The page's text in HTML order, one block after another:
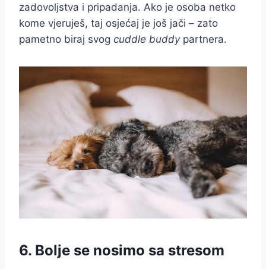
zadovoljstva i pripadanja. Ako je osoba netko
kome vjeruješ, taj osjećaj je još jači – zato
pametno biraj svog cuddle buddypartnera.
6. Bolje se nosimo sa stresom